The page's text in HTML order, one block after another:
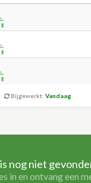
Bijgewerkt: Vandaag
nog niet
in en ontvang een